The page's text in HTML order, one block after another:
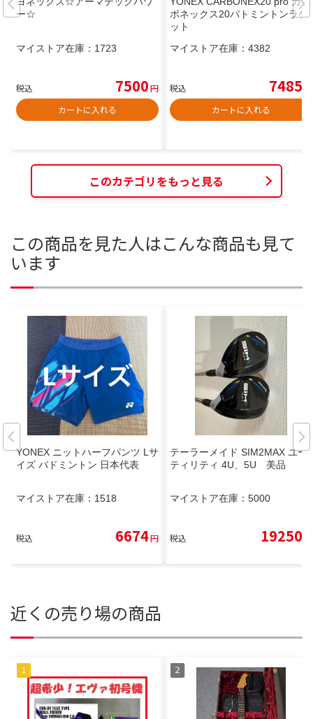
ー☆
マイストア在庫： 1723
税込 7500円
カートに入れる
ボネックス20バトミントンラケ
ット
マイストア在庫： 4382
税込 7485
カートに入れる
このカテゴリをもっと見る
この商品を見た人はこんな商品も見て
います
YONEX ニットハーフパンツ Lサ
イズ バドミントン 日本代表
マイストア在庫： 1518
税込 6674円
テーラーメイド SIM2MAX ユー
ティリティ 4U、5U 美品
マイストア在庫： 5000
税込 19250
近くの売り場の商品